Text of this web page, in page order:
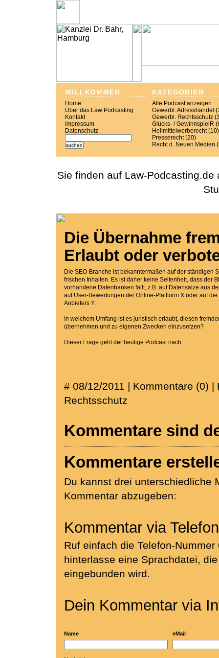
WILLKOMMEN
Home
Über das Law Podcasting
Kontakt
Impressum
Datenschutz
KATEGORIEN
Alle Podcast anzeigen
Gewerbl. Adresshandel
Gewerbl. Rechtsschutz
Glücks- / GewinnspielR
Heilmittelwerberecht (10)
Presserecht (20)
Recht d. Neuen Medien
Sie finden auf Law-
Die Übernahme
Erlaubt oder
Die SEO-Branche ist bekanntermaßen auf der ständigen
frischen Inhalten. Es ist daher keine Seltenheit, dass der
vorhandene Datenbanken fällt, z.B. auf Datensätze aus
auf User-Bewertungen der Online-Plattform X oder auf
Anbieters Y.
In welchem Umfang ist es juristisch erlaubt, diesen
übernehmen und zu eigenen Zwecken einzusetzen?
Dieser Frage geht der heutige Podcast nach.
# 08/12/2011 | Kommentare (0) |
Rechtsschutz
Kommentare sind
Kommentare
Du kannst drei unterschiedliche
Kommentar abzugeben:
Kommentar via Telefon
Ruf einfach die Telefon-Nummer
hinterlasse eine Sprachdatei,
eingebunden wird.
Dein Kommentar via
Name eMail